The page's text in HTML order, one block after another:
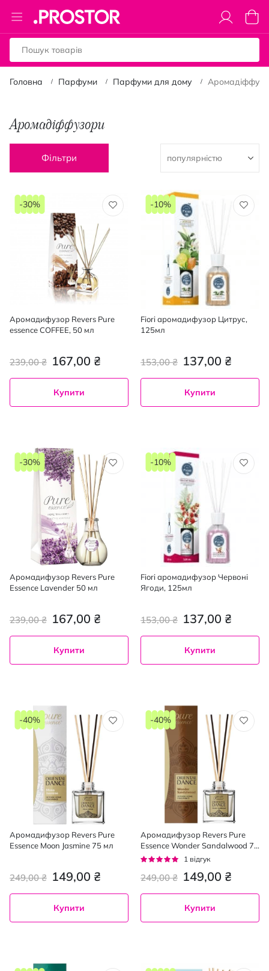
Toggle
Nav
Кошик
Головна Парфуми Парфуми для дому
Аромадіффузори
Фільтри
Аромадифузор Revers Pure
essence COFFEE, 50 мл
167,00 ₴
239,00 ₴
-30%
Купити
Fiori аромадифузор Цитрус,
125мл
137,00 ₴
153,00 ₴
-10%
Купити
Аромадифузор Revers Pure
Essence Lavender 50 мл
167,00 ₴
239,00 ₴
-30%
Купити
Fiori аромадифузор Червоні
Ягоди, 125мл
137,00 ₴
153,00 ₴
-10%
Купити
Аромадифузор Revers Pure
Essence Moon Jasmine 75 мл
149,00 ₴
249,00 ₴
-40%
Купити
Аромадифузор Revers Pure
Essence Wonder Sandalwood 75
мл
Рейтинг:
1 відгук
149,00 ₴
249,00 ₴
-40%
Купити